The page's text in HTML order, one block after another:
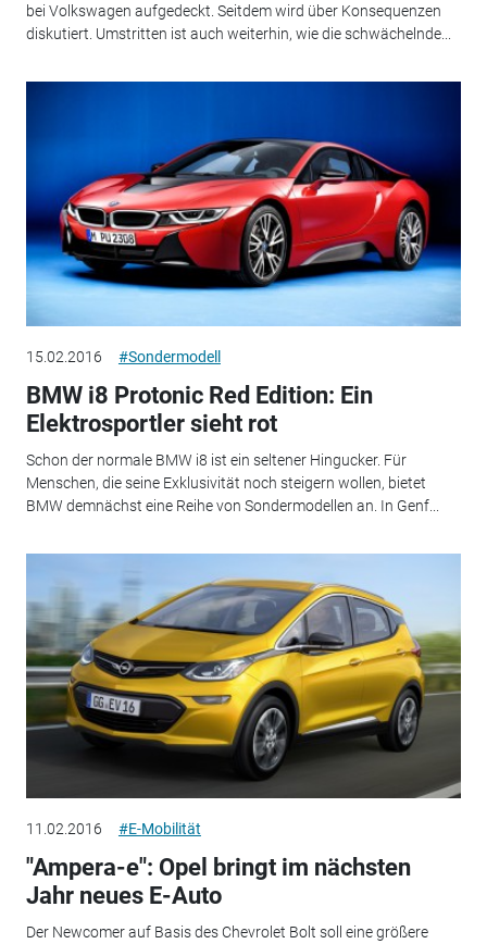
bei Volkswagen aufgedeckt. Seitdem wird über Konsequenzen
diskutiert. Umstritten ist auch weiterhin, wie die schwächelnde...
15.02.2016 #Sondermodell
BMW i8 Protonic Red Edition: Ein
Elektrosportler sieht rot
Schon der normale BMW i8 ist ein seltener Hingucker. Für
Menschen, die seine Exklusivität noch steigern wollen, bietet
BMW demnächst eine Reihe von Sondermodellen an. In Genf...
11.02.2016 #E-Mobilität
"Ampera-e": Opel bringt im nächsten
Jahr neues E-Auto
Der Newcomer auf Basis des Chevrolet Bolt soll eine größere